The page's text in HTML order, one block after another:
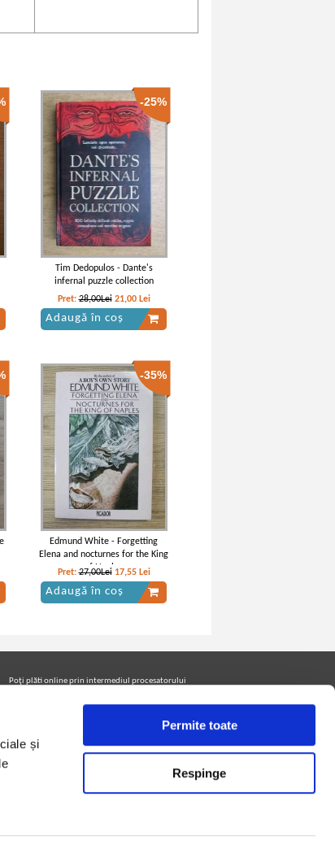
și
Permite toate
Respinge
Francois Rabelais - Viata
nemaipomenita a marelui
Gargantua
Rabelais - Oeuvres. Gargantua
-25%
Tim Dedopulos - Dante's
infernal puzzle collection
Pret:28,00Lei 21,00 Lei
Adaugă în coș
-35%
Edmund White - Forgetting
Elena and nocturnes for the King
of Naples
Pret:27,00Lei 17,55 Lei
Adaugă în coș
Poţi plăti online prin intermediul procesatorului
Urmăreşte-ne pe facebook pentru a fi la curent cu